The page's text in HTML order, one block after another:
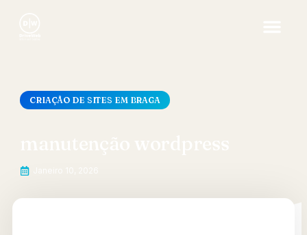
CRIAÇÃO DE SITES EM BRAGA